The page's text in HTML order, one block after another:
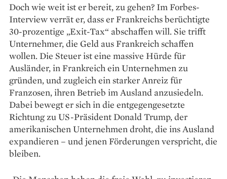
Doch wie weit ist er bereit, zu gehen? Im Forbes-
Interview verrät er, dass er Frankreichs berüchtigte
30-prozentige „Exit-Tax“ abschaffen will. Sie trifft
Unternehmer, die Geld aus Frankreich schaffen
wollen. Die Steuer ist eine massive Hürde für
Ausländer, in Frankreich ein Unternehmen zu
gründen, und zugleich ein starker Anreiz für
Franzosen, ihren Betrieb im Ausland anzusiedeln.
Dabei bewegt er sich in die entgegengesetzte
Richtung zu US-Präsident Donald Trump, der
amerikanischen Unternehmen droht, die ins Ausland
expandieren – und jenen Förderungen verspricht, die
bleiben.